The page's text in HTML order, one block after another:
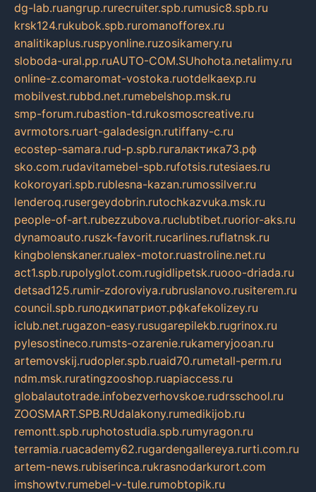
dg-lab.ruangrup.rurecruiter.spb.rumusic8.spb.ru
krsk124.rukubok.spb.ruromanofforex.ru
analitikaplus.ruspyonline.ruzosikamery.ru
sloboda-ural.pp.ruAUTO-COM.SUhohota.netalimy.ru
online-z.comaromat-vostoka.ruotdelkaexp.ru
mobilvest.rubbd.net.rumebelshop.msk.ru
smp-forum.rubastion-td.rukosmoscreative.ru
avrmotors.ruart-galadesign.rutiffany-c.ru
ecostep-samara.rud-p.spb.ruгалактика73.рф
sko.com.rudavitamebel-spb.rufotsis.rutesiaes.ru
kokoroyari.spb.rublesna-kazan.rumossilver.ru
lenderoq.rusergeydobrin.rutochkazvuka.msk.ru
people-of-art.rubezzubova.ruclubtibet.ruorior-aks.ru
dynamoauto.ruszk-favorit.rucarlines.ruflatnsk.ru
kingbolenskaner.rualex-motor.ruastroline.net.ru
act1.spb.rupolyglot.com.rugidlipetsk.ruooo-driada.ru
detsad125.rumir-zdoroviya.rubruslanovo.rusiterem.ru
council.spb.ruлодкипатриот.рфkafekolizey.ru
iclub.net.rugazon-easy.rusugarepilekb.rugrinox.ru
pylesostineco.rumsts-ozarenie.rukameryjooan.ru
artemovskij.rudopler.spb.ruaid70.rumetall-perm.ru
ndm.msk.ruratingzooshop.ruapiaccess.ru
globalautotrade.infobezverhovskoe.rudrsschool.ru
ZOOSMART.SPB.RUdalakony.rumedikijob.ru
remontt.spb.ruphotostudia.spb.rumyragon.ru
terramia.ruacademy62.rugardengallereya.rurti.com.ru
artem-news.rubiserinca.rukrasnodarkurort.com
imshowtv.rumebel-v-tule.rumobtopik.ru